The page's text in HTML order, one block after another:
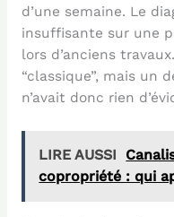
d’une semaine. Le
insuffisante sur une
lors d’anciens
“classique”, mais un
n’avait donc rien
LIRE AUSSI
copropriété : qui